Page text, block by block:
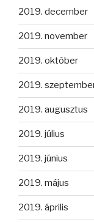
2019. december
2019. november
2019. október
2019.
2019. augusztus
2019. július
2019. június
2019. május
2019. április